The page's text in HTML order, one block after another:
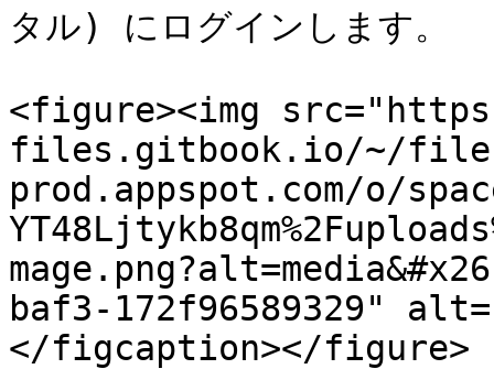
タル) にログインします。
<figure><img
files.gitbook.io/~/
prod.appspot.com/o/
baf3-172f96589329"
</figcaption></figure>